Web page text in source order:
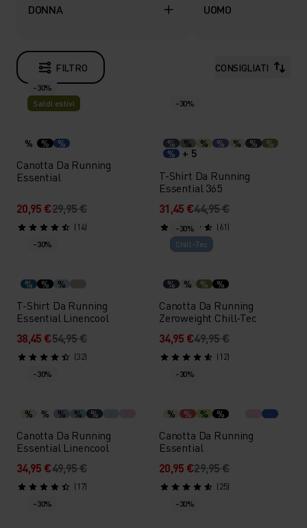
DONNA UOMO
FILTRO CONSIGLIATI
-30%
Saldi estivi
% % %
Canotta Da Running
Essential
20,95 €29,95 €
(14)
-30%
% % % % % %
%
%
+ 5
T-Shirt Da Running
Essential 365
31,45 €44,95 €
(61)
-30%
% % %
T-Shirt Da Running
Essential Linencool
38,45 €54,95 €
(32)
-30%
Chill-Tec
% % % %
Canotta Da Running
Zeroweight Chill-Tec
34,95 €49,95 €
(12)
-30%
% % % % %
Canotta Da Running
Essential Linencool
34,95 €49,95 €
(17)
-30%
% % % %
Canotta Da Running
Essential
20,95 €29,95 €
(25)
-30%
-30%